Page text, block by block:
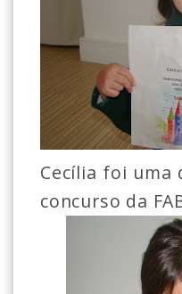
Cecília foi uma
concurso da